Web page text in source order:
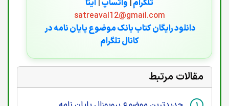
تلگرام| واتساپ| ایتا
satreaval12@gmail.com
دانلود رایگان کتاب بانک موضوع پایان نامه در
کانال تلگرام
مقالات مرتبط